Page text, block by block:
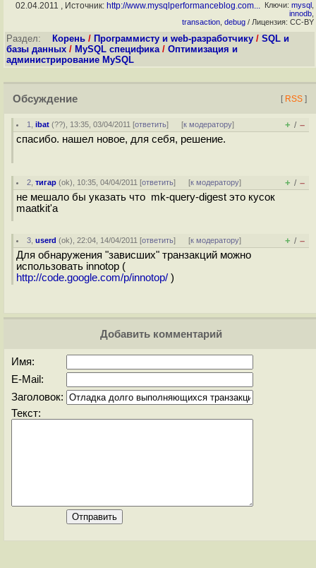
02.04.2011 , Источник: http://www.mysqlperformanceblog.com... Ключи: mysql
innodb
transaction debug / Лицензия: CC-BY
Раздел: Корень / Программисту и web-разработчику / SQL и
базы данных / MySQL специфика/ Оптимизация и
администрирование MySQL
Обсуждение [ RSS ]
1 ,ibat (??), 13:35, 03/04/2011 [ответить] [к модератору] + / –
спасибо. нашел новое, для себя, решение.
2 ,тигар (ok), 10:35, 04/04/2011 [ответить] [к модератору] + / –
не мешало бы указать что mk-query-digest это кусок
maatkit'a
3 ,userd (ok), 22:04, 14/04/2011 [ответить] [к модератору] + / –
Для обнаружения "зависших" транзакций можно
использовать innotop (
http://code.google.com/p/innotop/ )
Добавить комментарий
Имя:
E-Mail:
Заголовок:
Текст: